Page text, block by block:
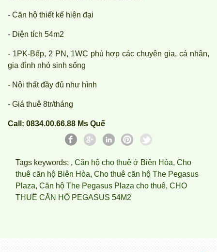
- Căn hộ thiết kế hiện đại
- Diện tích 54m2
- 1PK-Bếp, 2 PN, 1WC phù hợp các chuyên gia, cá nhân,
gia đình nhỏ sinh sống
- Nội thất đầy đủ như hình
- Giá thuê 8tr/tháng
Call: 0834.00.66.88 Ms Quế
Tags keywords: , Căn hộ cho thuê ở Biên Hòa, Cho
thuê căn hộ Biên Hòa, Cho thuê căn hộ The Pegasus
Plaza, Căn hộ The Pegasus Plaza cho thuê, CHO
THUÊ CĂN HỘ PEGASUS 54M2